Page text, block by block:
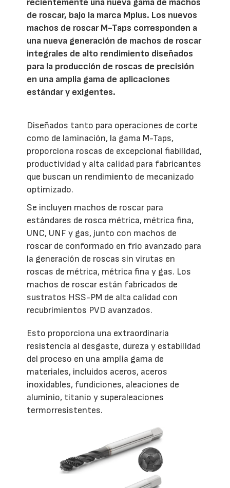
recientemente una nueva gama de machos
de roscar, bajo la marca Mplus. Los nuevos
machos de roscar M-Taps corresponden a
una nueva generación de machos de roscar
integrales de alto rendimiento diseñados
para la producción de roscas de precisión
en una amplia gama de aplicaciones
estándar y exigentes.
Diseñados tanto para operaciones de corte
como de laminación, la gama M-Taps,
proporciona roscas de excepcional fiabilidad,
productividad y alta calidad para fabricantes
que buscan un rendimiento de mecanizado
optimizado.
Se incluyen machos de roscar para
estándares de rosca métrica, métrica fina,
UNC, UNF y gas, junto con machos de
roscar de conformado en frío avanzado para
la generación de roscas sin virutas en
roscas de métrica, métrica fina y gas. Los
machos de roscar están fabricados de
sustratos HSS-PM de alta calidad con
recubrimientos PVD avanzados.
Esto proporciona una extraordinaria
resistencia al desgaste, dureza y estabilidad
del proceso en una amplia gama de
materiales, incluidos aceros, aceros
inoxidables, fundiciones, aleaciones de
aluminio, titanio y superaleaciones
termorresistentes.